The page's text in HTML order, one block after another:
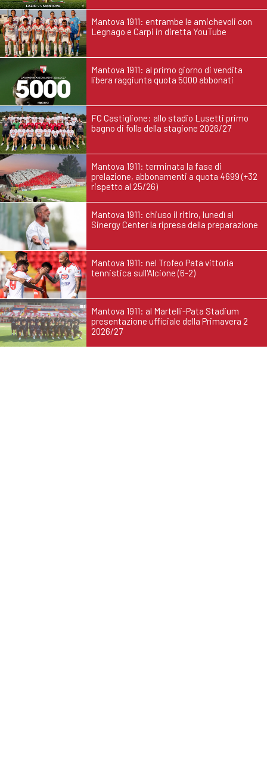
Mantova 1911: entrambe le amichevoli con
Legnago e Carpi in diretta YouTube
Mantova 1911: al primo giorno di vendita
libera raggiunta quota 5000 abbonati
FC Castiglione: allo stadio Lusetti primo
bagno di folla della stagione 2026/27
Mantova 1911: terminata la fase di
prelazione, abbonamenti a quota 4699 (+32
rispetto al 25/26)
Mantova 1911: chiuso il ritiro, lunedì al
Sinergy Center la ripresa della preparazione
Mantova 1911: nel Trofeo Pata vittoria
tennistica sull'Alcione (6-2)
Mantova 1911: al Martelli-Pata Stadium
presentazione ufficiale della Primavera 2
2026/27